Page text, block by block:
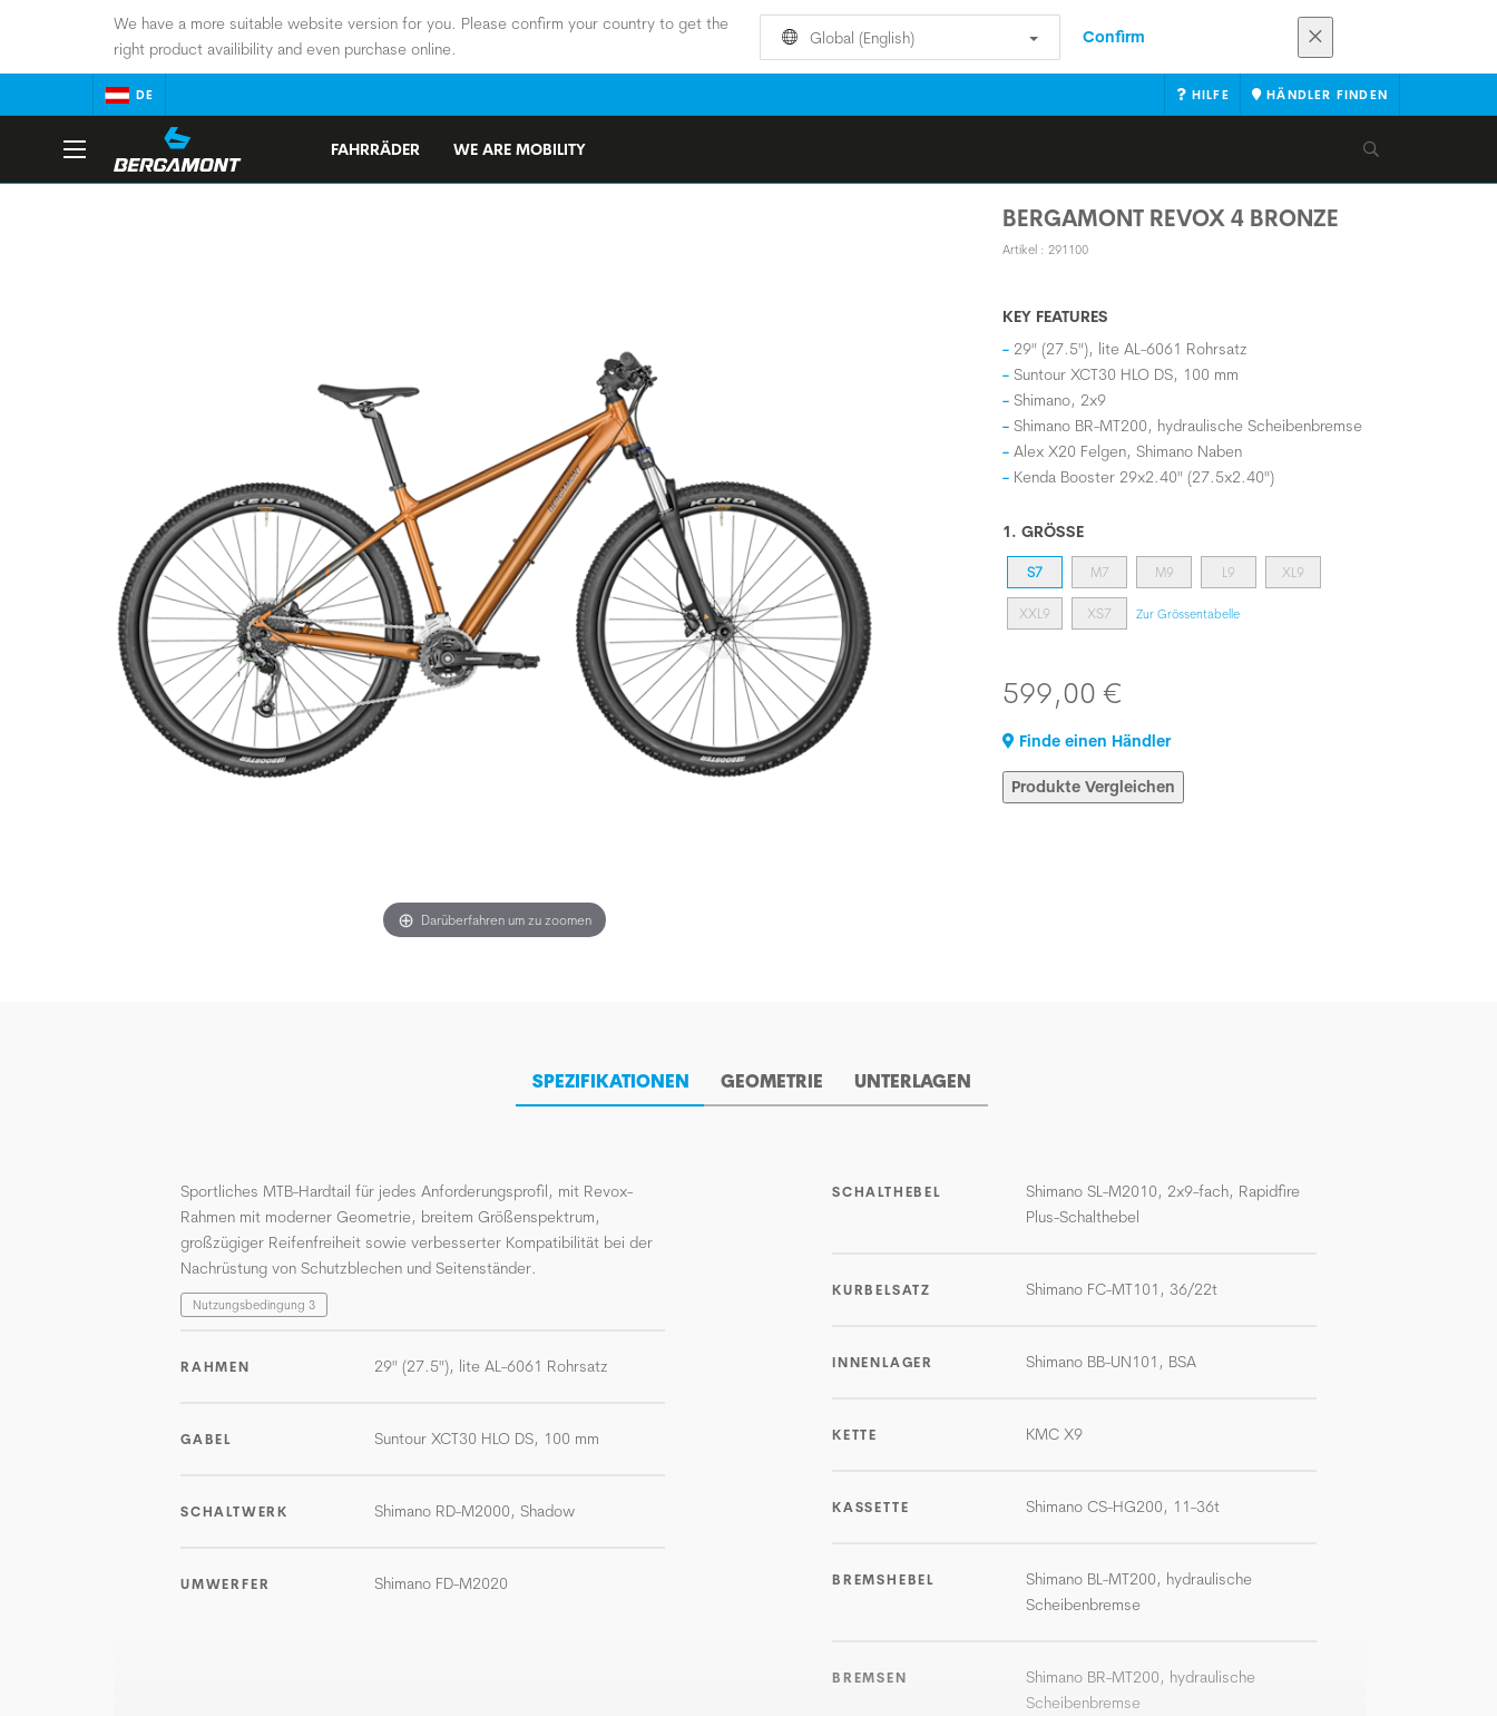
We have a more suitable website version for you. Please confirm your country to get the
right product availibility and even purchase online.
Global (English) Confirm
DE HILFE HÄNDLER FINDEN
FAHRRÄDER WE ARE MOBILITY
BERGAMONT REVOX 4 BRONZE
Artikel : 291100
Darüberfahren um zu zoomen
KEY FEATURES
29" (27.5"), lite AL-6061 Rohrsatz
Suntour XCT30 HLO DS, 100 mm
Shimano, 2x9
Shimano BR-MT200, hydraulische Scheibenbremse
Alex X20 Felgen, Shimano Naben
Kenda Booster 29x2.40" (27.5x2.40")
1. GRÖSSE
S7 M7 M9 L9 XL9
XXL9 XS7 Zur Grössentabelle
599,00 €
Finde einen Händler
Produkte Vergleichen
SPEZIFIKATIONEN GEOMETRIE UNTERLAGEN
Sportliches MTB-Hardtail für jedes Anforderungsprofil, mit Revox-
Rahmen mit moderner Geometrie, breitem Größenspektrum,
großzügiger Reifenfreiheit sowie verbesserter Kompatibilität bei der
Nachrüstung von Schutzblechen und Seitenständer.
Nutzungsbedingung 3
RAHMEN 29" (27.5"), lite AL-6061 Rohrsatz
GABEL Suntour XCT30 HLO DS, 100 mm
SCHALTWERK Shimano RD-M2000, Shadow
UMWERFER Shimano FD-M2020
SCHALTHEBEL
Shimano SL-M2010, 2x9-fach, Rapidfire
Plus-Schalthebel
KURBELSATZ Shimano FC-MT101, 36/22t
INNENLAGER Shimano BB-UN101, BSA
KETTE KMC X9
KASSETTE Shimano CS-HG200, 11-36t
BREMSHEBEL
Shimano BL-MT200, hydraulische
Scheibenbremse
BREMSEN
Shimano BR-MT200, hydraulische
Scheibenbremse